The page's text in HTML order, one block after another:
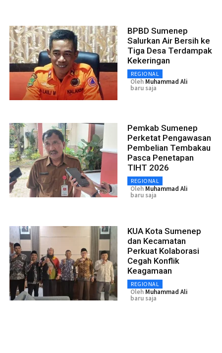
BPBD Sumenep
Salurkan Air Bersih ke
Tiga Desa Terdampak
Kekeringan
REGIONAL
Oleh Muhammad Ali
baru saja
Pemkab Sumenep
Perketat Pengawasan
Pembelian Tembakau
Pasca Penetapan
TIHT 2026
REGIONAL
Oleh Muhammad Ali
baru saja
KUA Kota Sumenep
dan Kecamatan
Perkuat Kolaborasi
Cegah Konflik
Keagamaan
REGIONAL
Oleh Muhammad Ali
baru saja